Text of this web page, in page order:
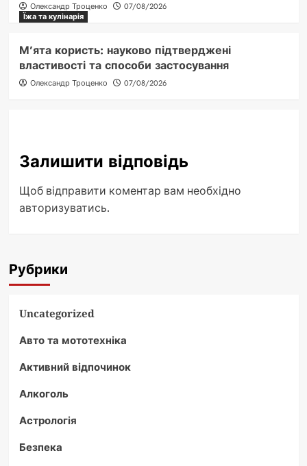
Олександр Троценко
07/08/2026
Їжа та кулінарія
М’ята користь: науково підтверджені
властивості та способи застосування
Олександр Троценко 07/08/2026
Залишити відповідь
Щоб відправити коментар вам необхідно
авторизуватись.
Рубрики
Uncategorized
Авто та мототехніка
Активний відпочинок
Алкоголь
Астрологія
Безпека